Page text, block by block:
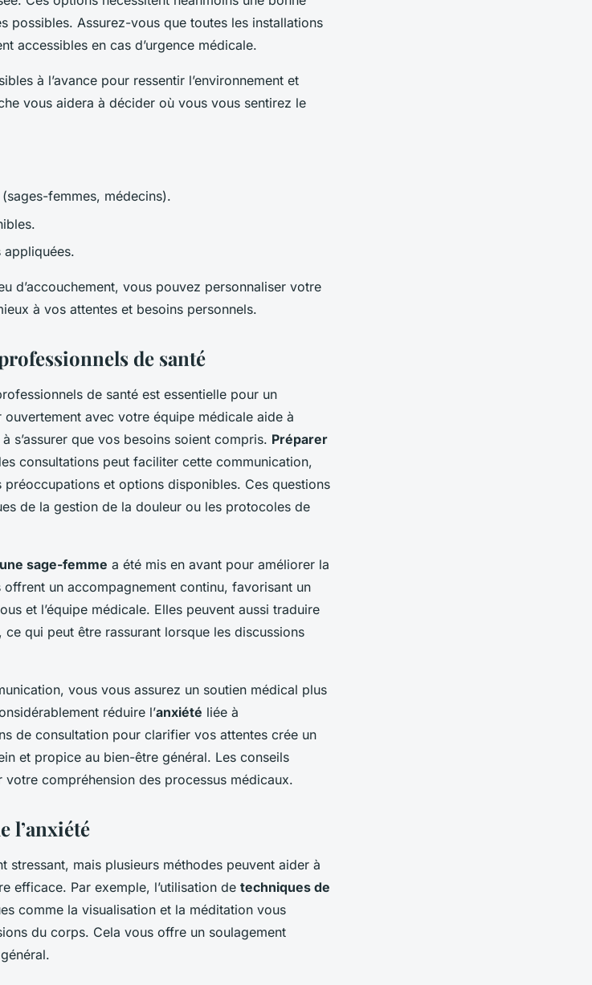
possibles. Assurez-vous que toutes les installations
accessibles en cas d’urgence médicale.
à l’avance pour ressentir l’environnement et
vous aidera à décider où vous vous sentirez le
femmes, médecins).
d’accouchement, vous pouvez personnaliser votre
à vos attentes et besoins personnels.
de santé
de santé est essentielle pour un
avec votre équipe médicale aide à
s’assurer que vos besoins soient compris. Préparer
consultations peut faciliter cette communication,
et options disponibles. Ces questions
de la gestion de la douleur ou les protocoles de
sage-femme a été mis en avant pour améliorer la
un accompagnement continu, favorisant un
et l’équipe médicale. Elles peuvent aussi traduire
qui peut être rassurant lorsque les discussions
vous vous assurez un soutien médical plus
réduire l’anxiété liée à
de consultation pour clarifier vos attentes crée un
et propice au bien-être général. Les conseils
compréhension des processus médicaux.
l’anxiété
stressant, mais plusieurs méthodes peuvent aider à
efficace. Par exemple, l’utilisation de techniques de
comme la visualisation et la méditation vous
du corps. Cela vous offre un soulagement